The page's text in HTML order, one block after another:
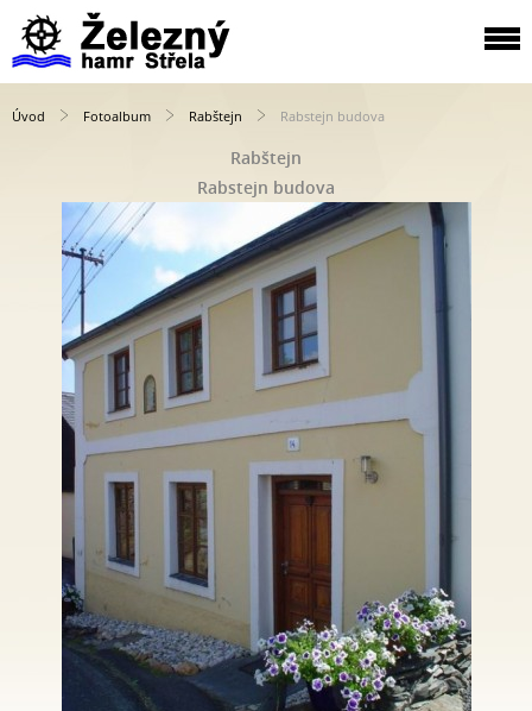
Úvod Fotoalbum Rabštejn Rabstejn budova
Rabštejn
Rabstejn budova